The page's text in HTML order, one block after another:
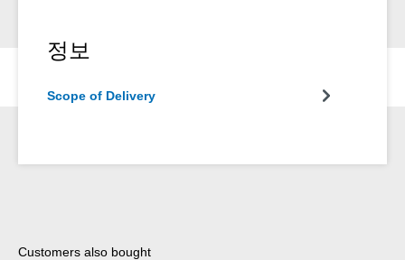
정보
Scope of Delivery
Skip product gallery
Customers also bought